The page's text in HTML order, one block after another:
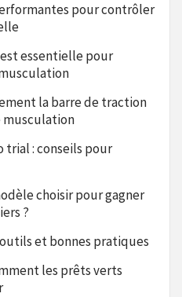
pour contrôler
essentielle pour
la barre de traction
musculation
trial : conseils pour
choisir pour gagner
?
et bonnes pratiques
les prêts verts